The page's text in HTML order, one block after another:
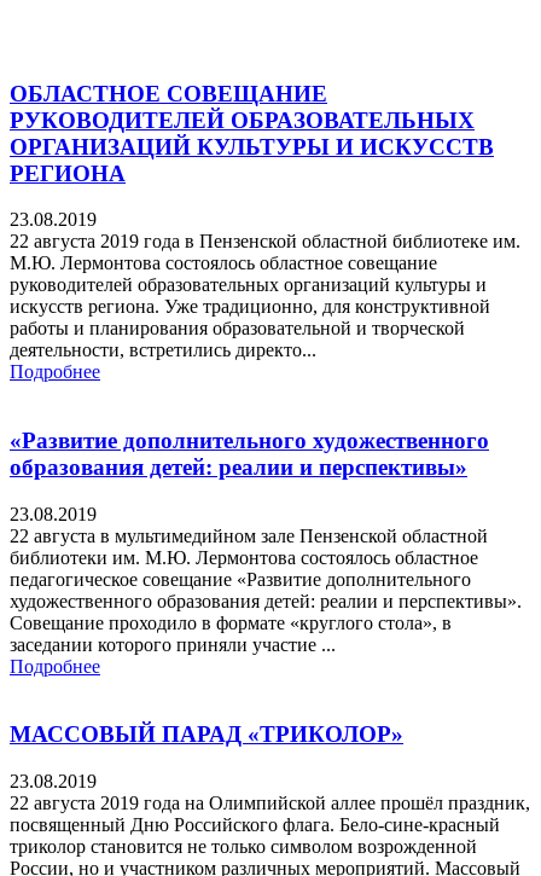
ОБЛАСТНОЕ СОВЕЩАНИЕ
РУКОВОДИТЕЛЕЙ ОБРАЗОВАТЕЛЬНЫХ
ОРГАНИЗАЦИЙ КУЛЬТУРЫ И ИСКУССТВ
РЕГИОНА
23.08.2019
22 августа 2019 года в Пензенской областной библиотеке им.
М.Ю. Лермонтова состоялось областное совещание
руководителей образовательных организаций культуры и
искусств региона. Уже традиционно, для конструктивной
работы и планирования образовательной и творческой
деятельности, встретились директо...
Подробнее
«Развитие дополнительного художественного
образования детей: реалии и перспективы»
23.08.2019
22 августа в мультимедийном зале Пензенской областной
библиотеки им. М.Ю. Лермонтова состоялось областное
педагогическое совещание «Развитие дополнительного
художественного образования детей: реалии и перспективы».
Совещание проходило в формате «круглого стола», в
заседании которого приняли участие ...
Подробнее
МАССОВЫЙ ПАРАД «ТРИКОЛОР»
23.08.2019
22 августа 2019 года на Олимпийской аллее прошёл праздник,
посвященный Дню Российского флага. Бело-сине-красный
триколор становится не только символом возрожденной
России, но и участником различных мероприятий. Массовый